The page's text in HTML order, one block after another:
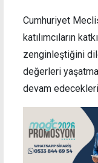
Cumhuriyet
katılımcıların
zenginleştiğini
değerleri
devam